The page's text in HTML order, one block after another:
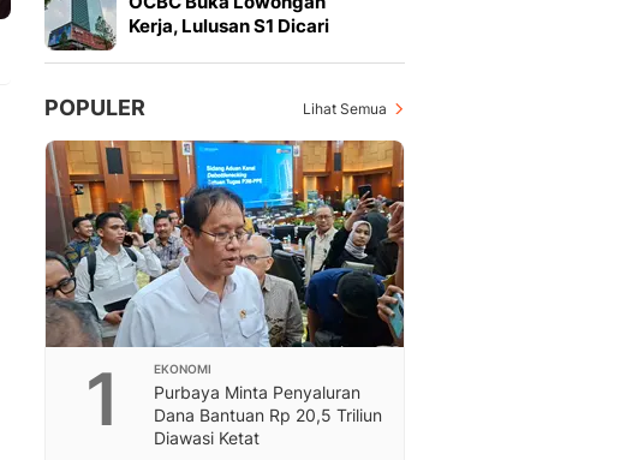
Kerja, Lulusan S1 Dicari
POPULER Lihat Semua
1 EKONOMI
Purbaya Minta Penyaluran
Dana Bantuan Rp 20,5 Triliun
Diawasi Ketat